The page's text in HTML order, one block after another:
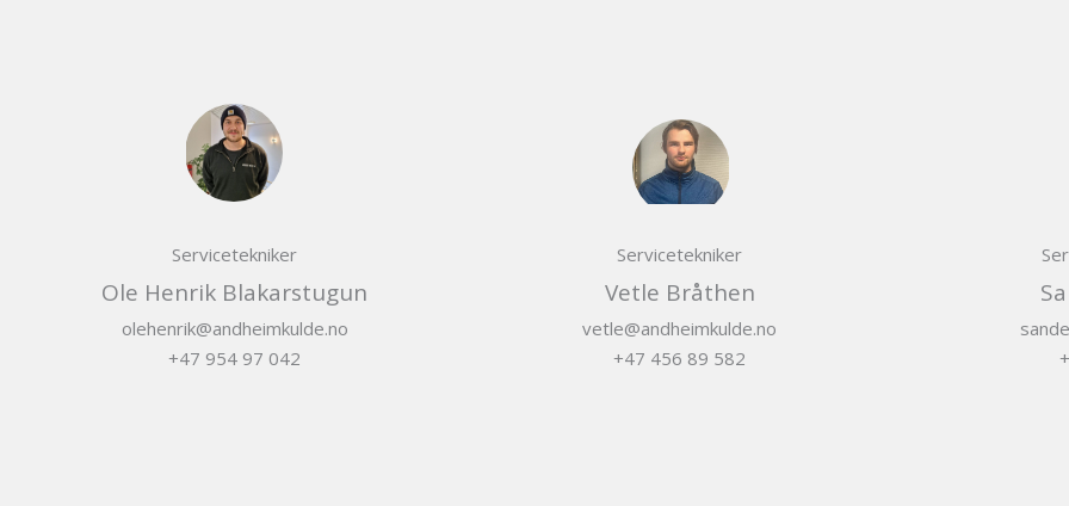
Servicetekniker
Ole Henrik Blakarstugun
olehenrik@andheimkulde.no
+47 954 97 042
Servicetekniker
Vetle Bråthen
vetle@andheimkulde.no
+47 456 89 582